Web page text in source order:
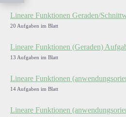
Lineare Funktionen Geraden/
20 Aufgaben im Blatt
Lineare Funktionen (Geraden)
13 Aufgaben im Blatt
Lineare Funktionen
14 Aufgaben im Blatt
Lineare Funktionen